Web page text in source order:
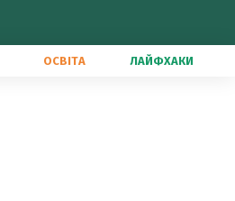
ОСВІТА ЛАЙФХАКИ